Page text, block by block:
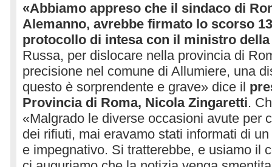
«Abbiamo appreso che il sindaco di
Alemanno, avrebbe firmato lo scorso
protocollo di intesa con il ministro della
Russa, per dislocare nella provincia di
precisione nel comune di Allumiere, una
questo è sorprendente e grave» dice il
Provincia di Roma, Nicola Zingaretti.
«Malgrado le diverse occasioni avute per
dei rifiuti, mai eravamo stati informati di
e impegnativo. Si tratterebbe, e usiamo il